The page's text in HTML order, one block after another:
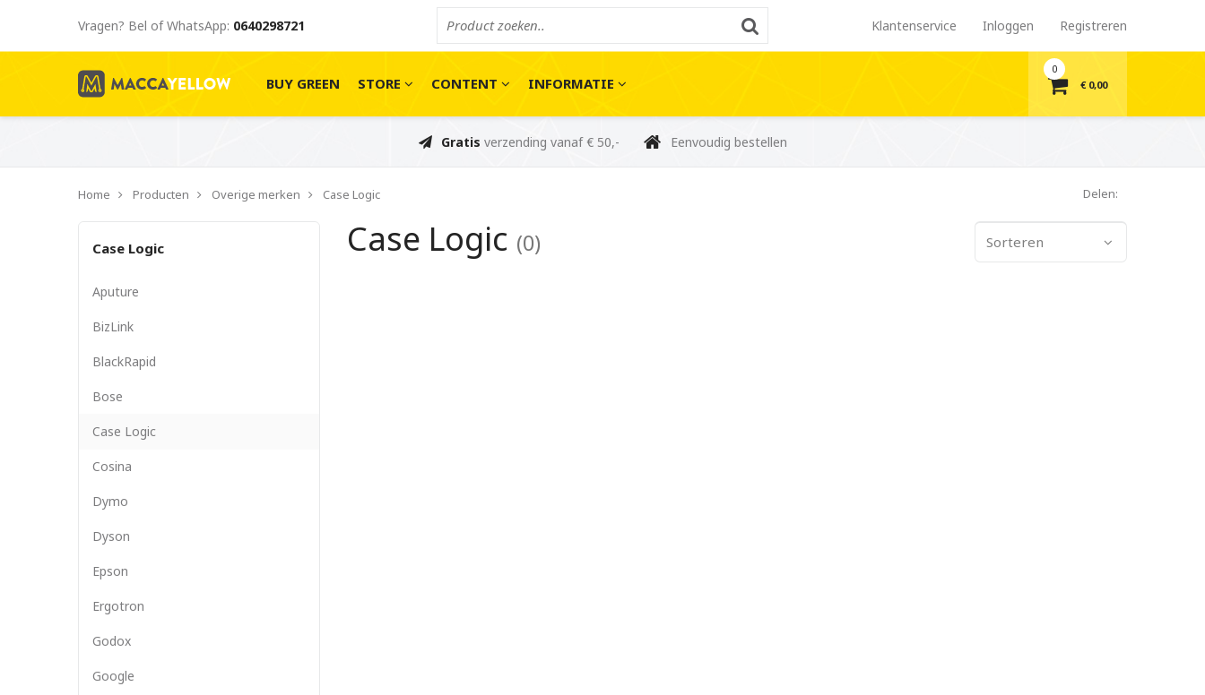
Vragen? Bel of WhatsApp: 0640298721 Klantenservice Inloggen Registreren
BUY GREEN STORE CONTENT INFORMATIE
0
€ 0,00
Gratis verzending vanaf € 50,- Eenvoudig bestellen
Home Producten Overige merken Case Logic Delen:
Case Logic
Aputure
BizLink
BlackRapid
Bose
Case Logic
Cosina
Dymo
Dyson
Epson
Ergotron
Godox
Google
Sorteren
Case Logic (0)